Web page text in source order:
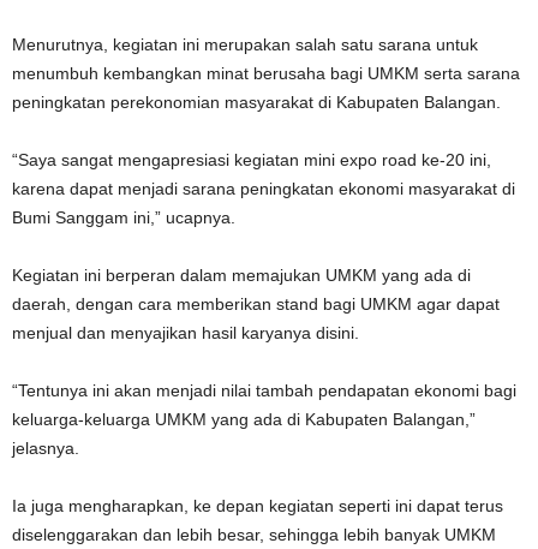
Menurutnya, kegiatan ini merupakan salah satu sarana untuk
menumbuh kembangkan minat berusaha bagi UMKM serta sarana
peningkatan perekonomian masyarakat di Kabupaten Balangan.
“Saya sangat mengapresiasi kegiatan mini expo road ke-20 ini,
karena dapat menjadi sarana peningkatan ekonomi masyarakat di
Bumi Sanggam ini,” ucapnya.
Kegiatan ini berperan dalam memajukan UMKM yang ada di
daerah, dengan cara memberikan stand bagi UMKM agar dapat
menjual dan menyajikan hasil karyanya disini.
“Tentunya ini akan menjadi nilai tambah pendapatan ekonomi bagi
keluarga-keluarga UMKM yang ada di Kabupaten Balangan,”
jelasnya.
Ia juga mengharapkan, ke depan kegiatan seperti ini dapat terus
diselenggarakan dan lebih besar, sehingga lebih banyak UMKM